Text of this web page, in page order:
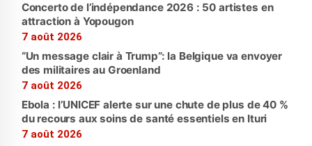
Concerto de l’indépendance 2026 : 50 artistes en
attraction à Yopougon
7 août 2026
“Un message clair à Trump”: la Belgique va envoyer
des militaires au Groenland
7 août 2026
Ebola : l’UNICEF alerte sur une chute de plus de 40 %
du recours aux soins de santé essentiels en Ituri
7 août 2026